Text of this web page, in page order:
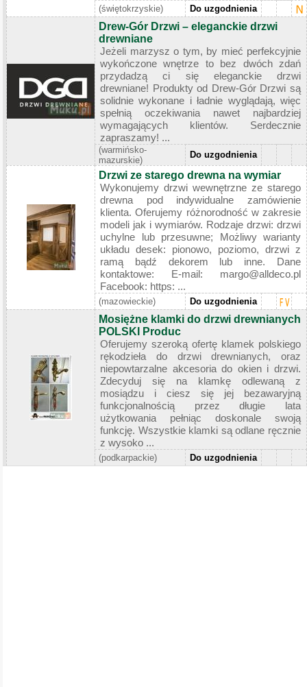
(świętokrzyskie) Do uzgodnienia
Drew-Gór Drzwi – eleganckie drzwi
drewniane
Jeżeli marzysz o tym, by mieć perfekcyjnie
wykończone wnętrze to bez dwóch zdań
przydadzą ci się eleganckie drzwi
drewniane! Produkty od Drew-Gór Drzwi są
solidnie wykonane i ładnie wyglądają, więc
spełnią oczekiwania nawet najbardziej
wymagających klientów. Serdecznie
zapraszamy! ...
(warmińsko-
mazurskie)
Do uzgodnienia
Drzwi ze starego drewna na wymiar
Wykonujemy drzwi wewnętrzne ze starego
drewna pod indywidualne zamówienie
klienta. Oferujemy różnorodność w zakresie
modeli jak i wymiarów. Rodzaje drzwi: drzwi
uchylne lub przesuwne; Możliwy warianty
układu desek: pionowo, poziomo, drzwi z
ramą bądź dekorem lub inne. Dane
kontaktowe: E-mail: margo@alldeco.pl
Facebook: https: ...
(mazowieckie) Do uzgodnienia
Mosiężne klamki do drzwi drewnianych
POLSKI Produc
Oferujemy szeroką ofertę klamek polskiego
rękodzieła do drzwi drewnianych, oraz
niepowtarzalne akcesoria do okien i drzwi.
Zdecyduj się na klamkę odlewaną z
mosiądzu i ciesz się jej bezawaryjną
funkcjonalnością przez długie lata
użytkowania pełniąc doskonale swoją
funkcję. Wszystkie klamki są odlane ręcznie
z wysoko ...
(podkarpackie) Do uzgodnienia